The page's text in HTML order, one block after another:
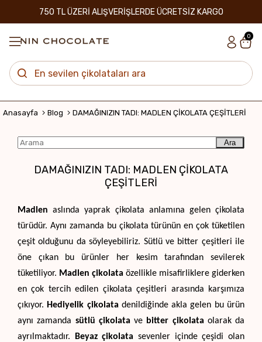
750 TL ÜZERİ ALIŞVERİŞLERDE ÜCRETSİZ KARGO
0
Anasayfa Blog DAMAĞINIZIN TADI: MADLEN ÇİKOLATA ÇEŞİTLERİ
Ara
DAMAĞINIZIN TADI: MADLEN ÇİKOLATA
ÇEŞİTLERİ
Madlen aslında yaprak çikolata anlamına gelen çikolata
türüdür. Aynı zamanda bu çikolata türünün en çok tüketilen
çeşit olduğunu da söyleyebiliriz. Sütlü ve bitter çeşitleri ile
öne çıkan bu ürünler her kesim tarafından sevilerek
tüketiliyor. Madlen çikolata özellikle misafirliklere giderken
en çok tercih edilen çikolata çeşitleri arasında karşımıza
çıkıyor. Hediyelik çikolata denildiğinde akla gelen bu ürün
aynı zamanda sütlü çikolata ve bitter çikolata olarak da
ayrılmaktadır.
Beyaz çikolata sevenler içinde çeşidi olan